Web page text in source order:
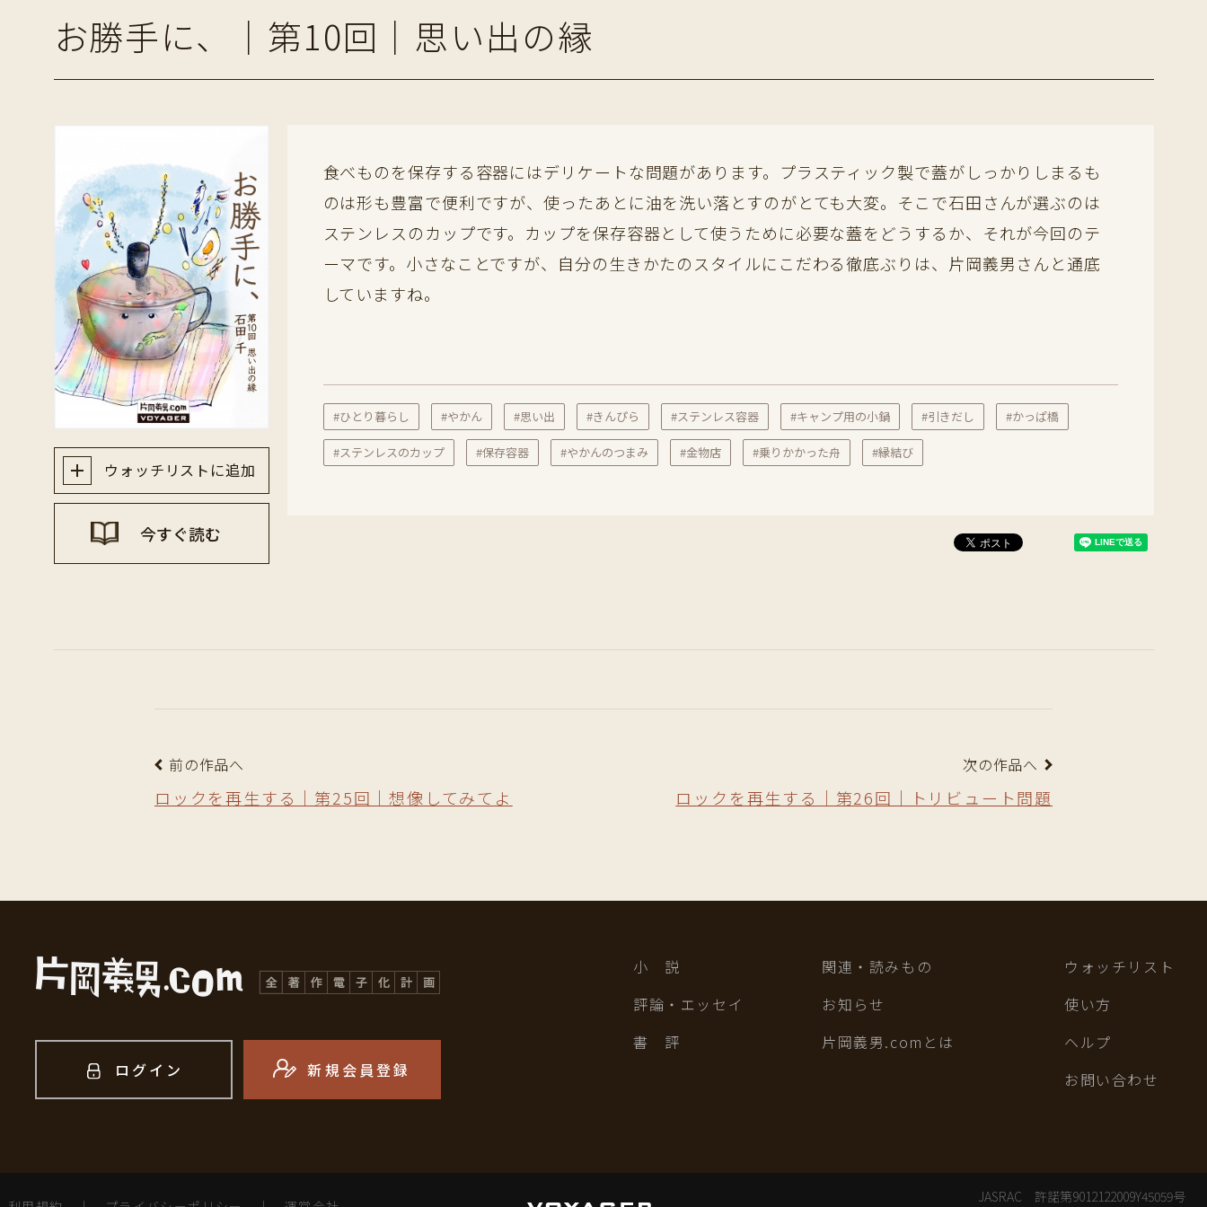
お勝手に、｜第10回｜思い出の縁
ウォッチリストに追加
今すぐ読む
食べものを保存する容器にはデリケートな問題があります。プラスティック製で蓋がしっかりしまるも
のは形も豊富で便利ですが、使ったあとに油を洗い落とすのがとても大変。そこで石田さんが選ぶのは
ステンレスのカップです。カップを保存容器として使うために必要な蓋をどうするか、それが今回のテ
ーマです。小さなことですが、自分の生きかたのスタイルにこだわる徹底ぶりは、片岡義男さんと通底
していますね。
#ひとり暮らし #やかん #思い出 #きんぴら #ステンレス容器 #キャンプ用の小鍋 #引きだし #かっぱ橋
#ステンレスのカップ #保存容器 #やかんのつまみ #金物店 #乗りかかった舟 #縁結び
前の作品へ
ロックを再生する｜第25回｜想像してみてよ
次の作品へ
ロックを再生する｜第26回｜トリビュート問題
ログイン 新規会員登録
小 説
評論・エッセイ
書 評
関連・読みもの
お知らせ
片岡義男.comとは
ウォッチリスト
使い方
ヘルプ
お問い合わせ
JASRAC 許諾第9012122009Y45059号